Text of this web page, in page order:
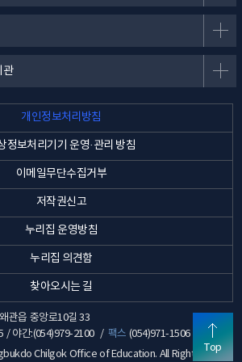
관
개인정보처리방침
정보처리기기 운영·관리 방침
이메일무단수집거부
저작권신고
누리집 운영방침
누리집 의견함
찾아오시는 길
관읍 중앙로10길 33
/ 야간:(054)979-2100 팩스 (054)971-1506
Chilgok Office of Education. All Rights Top